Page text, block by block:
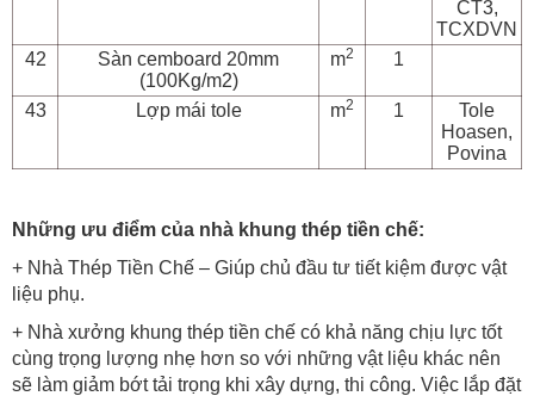
CT3,
TCXDVN
42
Sàn cemboard 20mm
(100Kg/m2)
m2 1
43 Lợp mái tole m2 1
Tole
Hoasen,
Povina
Những ưu điểm của nhà khung thép tiền chế:
+ Nhà Thép Tiền Chế – Giúp chủ đầu tư tiết kiệm được vật
liệu phụ.
+ Nhà xưởng khung thép tiền chế có khả năng chịu lực tốt
cùng trọng lượng nhẹ hơn so với những vật liệu khác nên
sẽ làm giảm bớt tải trọng khi xây dựng, thi công. Việc lắp đặt